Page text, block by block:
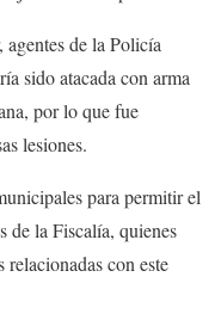
de la Policía
sido atacada con arma
por lo que fue
lesiones.
para permitir el
de la Fiscalía, quienes
con este